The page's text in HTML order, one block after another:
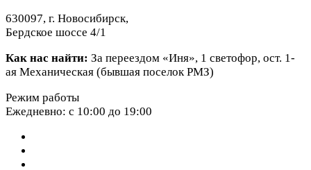
630097, г. Новосибирск,
Бердское шоссе 4/1
Как нас найти: За переездом «Иня», 1 светофор, ост. 1-
ая Механическая (бывшая поселок РМЗ)
Режим работы
Ежедневно: с 10:00 до 19:00